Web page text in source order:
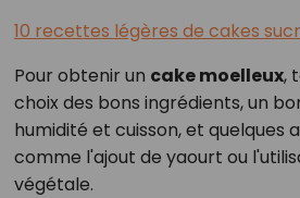
10 recettes légères de cakes
Pour obtenir un cake moelleux,
choix des bons ingrédients, un
humidité et cuisson, et quelques
comme l'ajout de yaourt ou
végétale.